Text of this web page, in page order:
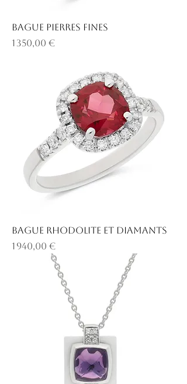
Bague pierres fines
Prix
1 350,00 €
Bague rhodolite et diamants
Prix
1 940,00 €